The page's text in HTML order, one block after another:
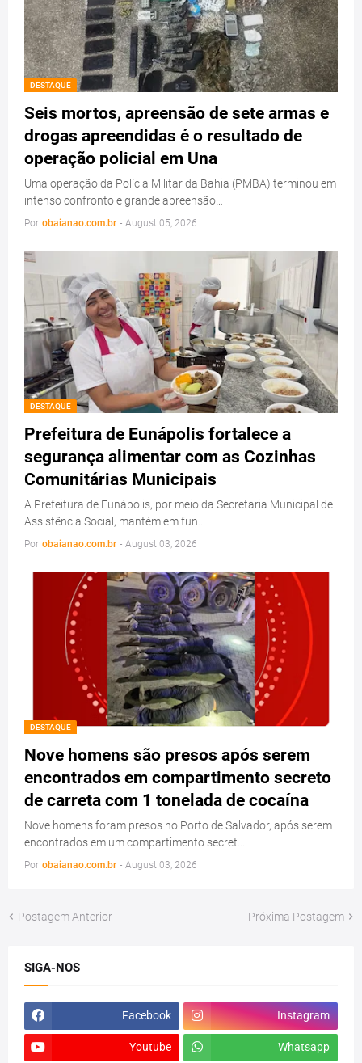
DESTAQUE
Seis mortos, apreensão de sete armas e
drogas apreendidas é o resultado de
operação policial em Una
Uma operação da Polícia Militar da Bahia (PMBA) terminou em
intenso confronto e grande apreensão…
Por obaianao.com.br - August 05, 2026
DESTAQUE
Prefeitura de Eunápolis fortalece a
segurança alimentar com as Cozinhas
Comunitárias Municipais
A Prefeitura de Eunápolis, por meio da Secretaria Municipal de
Assistência Social, mantém em fun…
Por obaianao.com.br - August 03, 2026
DESTAQUE
Nove homens são presos após serem
encontrados em compartimento secreto
de carreta com 1 tonelada de cocaína
Nove homens foram presos no Porto de Salvador, após serem
encontrados em um compartimento secret…
Por obaianao.com.br - August 03, 2026
Postagem Anterior Próxima Postagem
SIGA-NOS
Facebook Instagram
Youtube Whatsapp